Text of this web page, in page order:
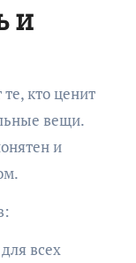
и
кто ценит
вещи.
и
всех